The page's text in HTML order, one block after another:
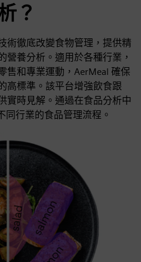
？
術徹底改變食物管理，提供精
營養分析。適用於各種行業，
售和專業運動，AerMeal 確保
高標準。該平台增強飲食跟
實時見解。通過在食品分析中
同行業的食品管理流程。